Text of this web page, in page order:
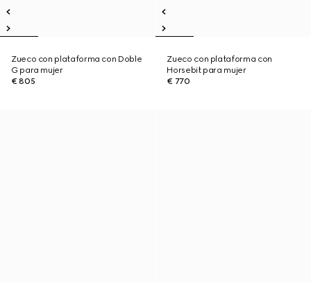
Zueco con plataforma con Doble
G para mujer
€ 805
Zueco con plataforma con
Horsebit para mujer
€ 770